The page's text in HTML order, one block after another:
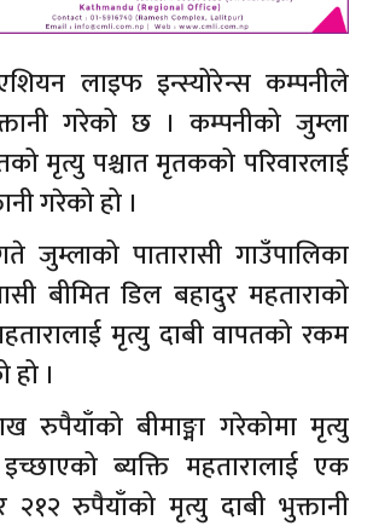
लाइफ इन्स्योरेन्स कम्पनीले
गरेको छ । कम्पनीको जुम्ला
मृत्यु पश्चात मृतकको परिवारलाई
गरेको हो ।
जुम्लाको पातारासी गाउँपालिका
बीमित डिल बहादुर महताराको
मृत्यु दाबी वापतको रकम
हो ।
बीमाङ्मा गरेकोमा मृत्यु
ब्यक्ति महतारालाई एक
रुपैयाँको मृत्यु दाबी भुक्तानी